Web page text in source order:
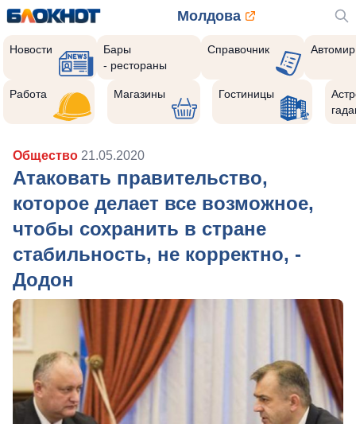
Молдова
Новости
Бары
- рестораны
Справочник Автомир
Работа Магазины Гостиницы
Общество 21.05.2020
Атаковать правительство,
которое делает все возможное,
чтобы сохранить в стране
стабильность, не корректно, -
Додон